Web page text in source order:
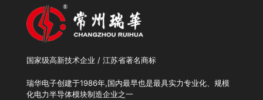
国家级高新技术企业 / 江苏省著名商标
瑞华电子创建于1986年,国内最早也是最具实力专业化、规模
化电力半导体模块制造企业之一